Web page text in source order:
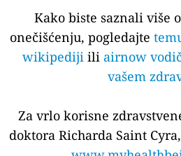
Kako biste saznali više
onečišćenju, pogledajte
wikipediji ili airnow
vašem
Za vrlo korisne
doktora Richarda Saint